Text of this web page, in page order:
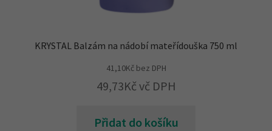
KRYSTAL Balzám na nádobí mateřídouška 750 ml
41,10Kčbez DPH
49,73Kč vč DPH
Přidat do košíku